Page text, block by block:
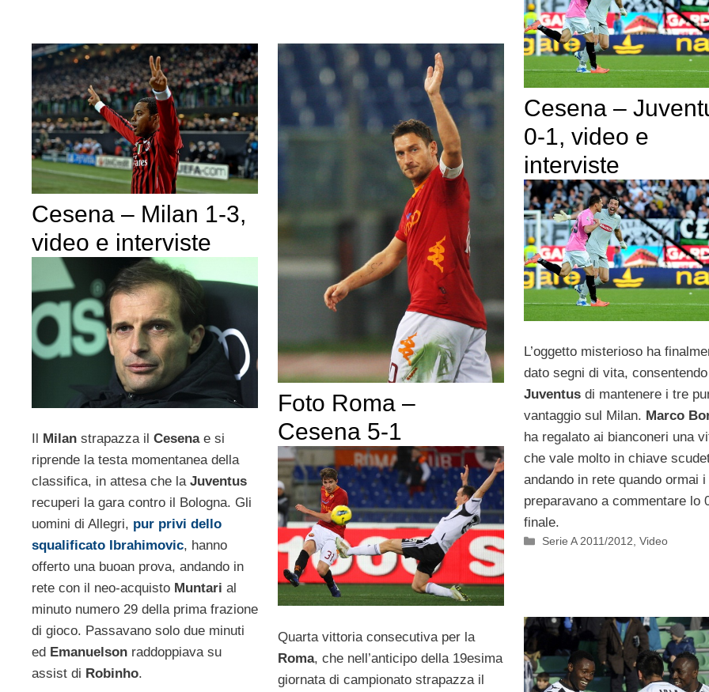
Cesena –
0-1, video e
interviste
L’oggetto misterioso ha
dato segni di vita,
Juventusdi mantenere i tre
vantaggio sul Milan. Marco
ha regalato ai bianconeri una
che vale molto in chiave
andando in rete quando ormai
preparavano a commentare lo
finale.
Categorie
Serie A 2011/2012 ,Video
Cesena – Milan 1-3,
video e interviste
Milan strapazza il Cesenae si
riprende la testa momentanea della
classifica, in attesa che la Juventus
recuperi la gara contro il Bologna. Gli
uomini di Allegri, pur privi dello
squalificato Ibrahimovic, hanno
offerto una buoan prova, andando in
rete con il neo-acquisto Muntari al
minuto numero 29 della prima frazione
di gioco. Passavano solo due minuti
ed Emanuelson raddoppiava su
assist di Robinho.
Foto Roma –
Cesena 5-1
Quarta vittoria consecutiva per la
Roma, che nell’anticipo della 19esima
giornata di campionato strapazza il